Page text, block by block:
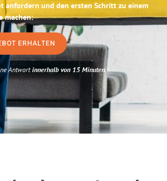
anfordern und den ersten Schritt zu einem
machen:
ERHALTEN
Antwortinnerhalb von 15 Minuten.